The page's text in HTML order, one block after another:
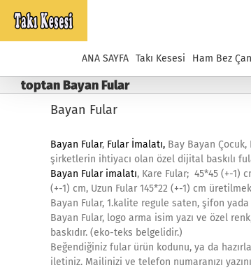
ANA SAYFA Takı Kesesi Ham Bez
toptan Bayan Fular
Bayan Fular
Bayan Fular, Fular İmalatı, Bay Bayan
şirketlerin ihtiyacı olan özel dijital baskılı
Bayan Fular imalatı, Kare Fular; 45*45 (+-1)
(+-1) cm, Uzun Fular 145*22 (+-1) cm
Bayan Fular, 1.kalite regule saten, şifon
Bayan Fular, logo arma isim yazı ve özel
baskıdır. (eko-teks belgelidir.)
Beğendiğiniz fular ürün kodunu, ya da
iletiniz. Mailinizi ve telefon numaranızı